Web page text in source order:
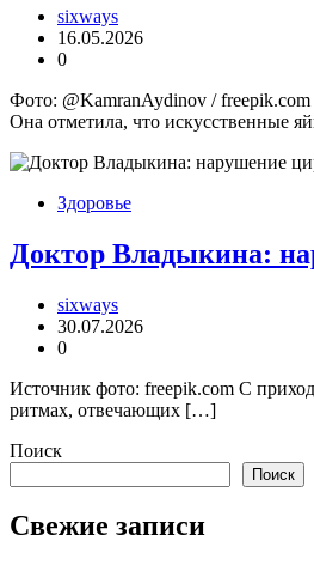
sixways
16.05.2026
0
Фото: @KamranAydinov / freepik.com
Она отметила, что искусственные
Здоровье
Доктор Владыкина:
sixways
30.07.2026
0
Источник фото: freepik.com С
ритмах, отвечающих […]
Поиск
Поиск
Свежие записи